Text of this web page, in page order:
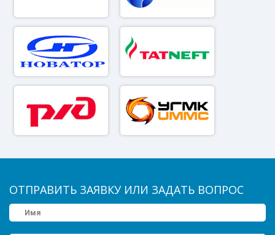
ОТПРАВИТЬ ЗАЯВКУ ИЛИ ЗАДАТЬ ВОПРОС